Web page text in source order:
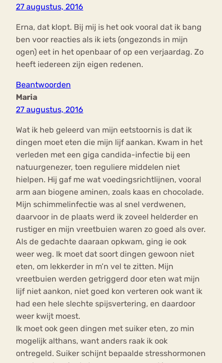
27 augustus, 2016
Erna, dat klopt. Bij mij is het ook vooral dat ik bang
ben voor reacties als ik iets (ongezonds in mijn
ogen) eet in het openbaar of op een verjaardag. Zo
heeft iedereen zijn eigen redenen.
Beantwoorden
Maria
27 augustus, 2016
Wat ik heb geleerd van mijn eetstoornis is dat ik
dingen moet eten die mijn lijf aankan. Kwam in het
verleden met een giga candida-infectie bij een
natuurgenezer, toen reguliere middelen niet
hielpen. Hij gaf me wat voedingsrichtlijnen, vooral
arm aan biogene aminen, zoals kaas en chocolade.
Mijn schimmelinfectie was al snel verdwenen,
daarvoor in de plaats werd ik zoveel helderder en
rustiger en mijn vreetbuien waren zo goed als over.
Als de gedachte daaraan opkwam, ging ie ook
weer weg. Ik moet dat soort dingen gewoon niet
eten, om lekkerder in m’n vel te zitten. Mijn
vreetbuien werden getriggerd door eten wat mijn
lijf niet aankon, niet goed kon verteren ook want ik
had een hele slechte spijsvertering, en daardoor
weer kwijt moest.
Ik moet ook geen dingen met suiker eten, zo min
mogelijk althans, want anders raak ik ook
ontregeld. Suiker schijnt bepaalde stresshormonen